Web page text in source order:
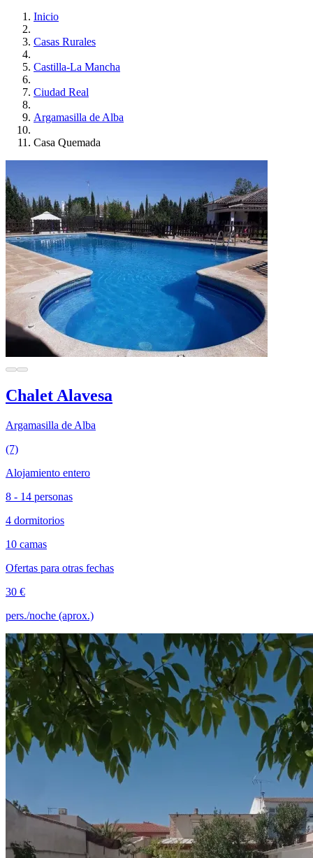
Inicio
Casas Rurales
Castilla-La Mancha
Ciudad Real
Argamasilla de Alba
Casa Quemada
Chalet Alavesa
Argamasilla de Alba
(7)
Alojamiento entero
8 - 14 personas
4 dormitorios
10 camas
Ofertas para otras fechas
30 €
pers./noche (aprox.)